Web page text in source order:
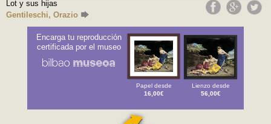
Lot y sus hijas
Gentileschi, Orazio
Encarga tu reproducción
certificada por el museo
Papel desde
16,00€
Lienzo desde
56,00€